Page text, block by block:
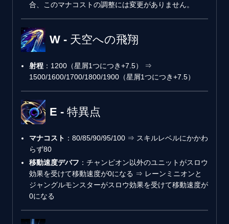
合、このマナコストの調整には変更がありません。
W - 天空への飛翔
射程 ：1200（星屑1つにつき+7.5） ⇒
1500/1600/1700/1800/1900（星屑1つにつき+7.5）
E - 特異点
マナコスト ：80/85/90/95/100 ⇒ スキルレベルにかかわ
らず80
移動速度デバフ ：チャンピオン以外のユニットがスロウ
効果を受けて移動速度が0になる ⇒ レーンミニオンと
ジャングルモンスターがスロウ効果を受けて移動速度が
0になる